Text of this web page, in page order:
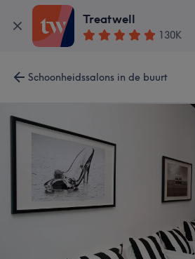
Treatwell
130K
Schoonheidssalons in de buurt